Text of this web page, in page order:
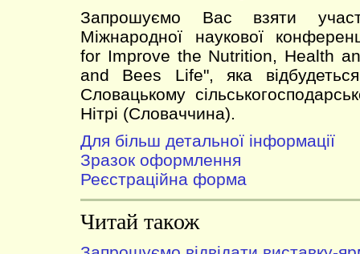
Запрошуємо Вас взяти
Міжнародної наукової
for Improve the Nutrition, Health
and Bees Life", яка
Словацькому
Нітрі (Словаччина).
Для більш детальної інформації
Зразок оформлення
Реєстраційна форма
Читай також